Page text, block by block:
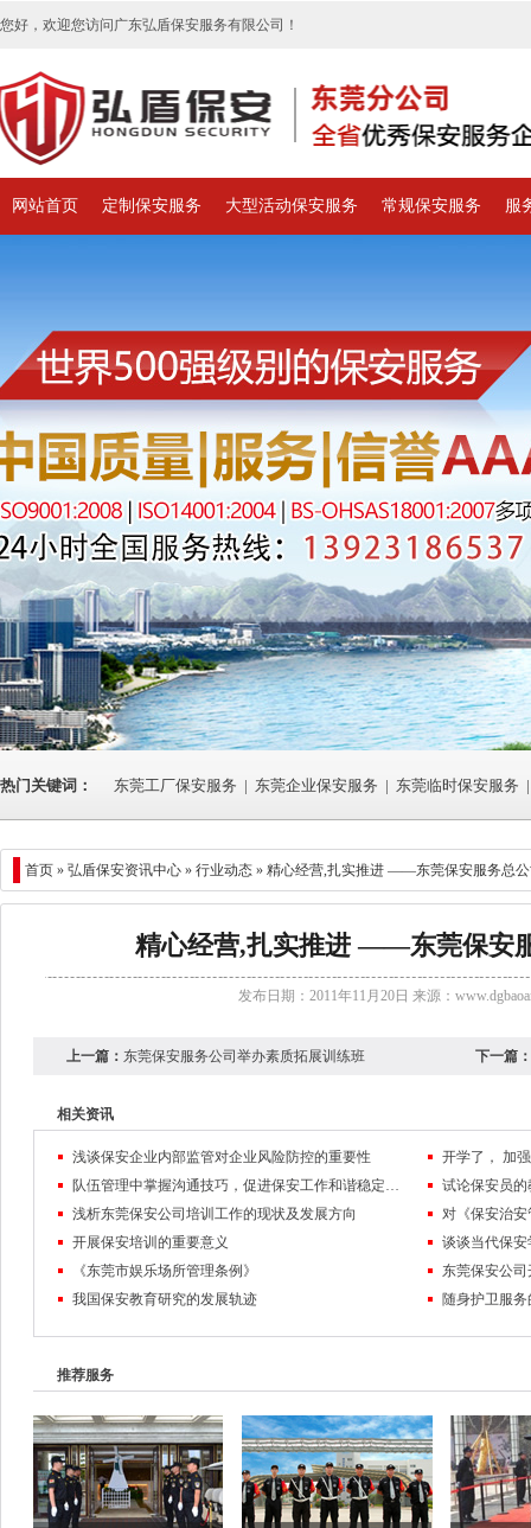
您好，欢迎您访问广东弘盾保安服务有限公司！
网站首页 定制保安服务 大型活动保安服务 常规保安服务 服
热门关键词： 东莞工厂保安服务 | 东莞企业保安服务 | 东莞临时保安服务 |
首页 » 弘盾保安资讯中心 » 行业动态 » 精心经营,扎实推进 ——东莞保安服务总
精心经营,扎实推进 ——东莞保安
发布日期：2011年11月20日 来源：
上一篇： 东莞保安服务公司举办素质拓展训练班 下一篇：
相关资讯
浅谈保安企业内部监管对企业风险防控的重要性
队伍管理中掌握沟通技巧，促进保安工作和谐稳定发展
试论保安员
浅析东莞保安公司培训工作的现状及发展方向
对《保安治
开展保安培训的重要意义
谈谈当代保
《东莞市娱乐场所管理条例》
东莞保安公
我国保安教育研究的发展轨迹
随身护卫服
推荐服务